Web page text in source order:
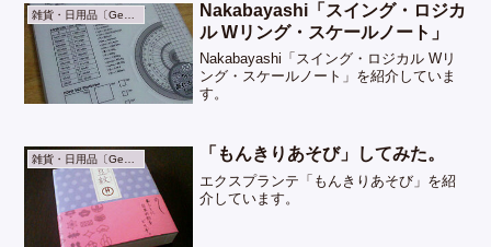
雑貨・日用品〔General Goods〕
Nakabayashi「スイング・ロジカ
ル Wリング・スケールノート」
Nakabayashi「スイング・ロジカル Wリ
ング・スケールノート」を紹介していま
す。
「もんきりあそび」してみた。
エクスプランテ「もんきりあそび」を紹
介しています。